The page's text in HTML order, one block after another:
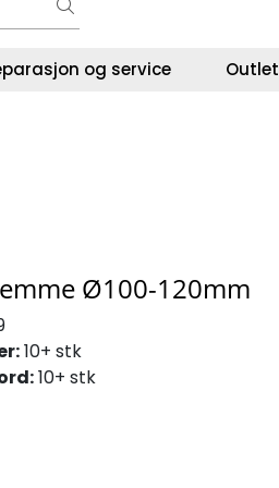
Kundeservice
og service Outlet
Ø100-120mm
10+ stk
10+ stk